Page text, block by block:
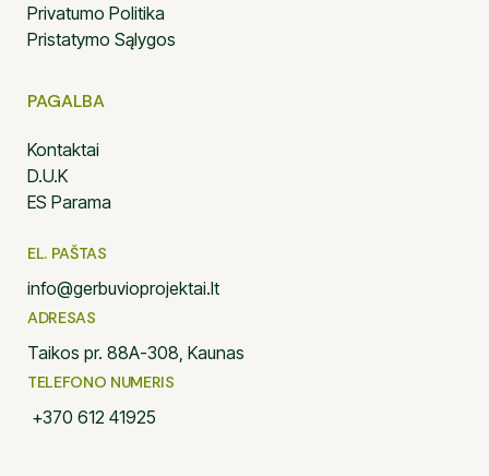
Privatumo Politika
Pristatymo Sąlygos
PAGALBA
Kontaktai
D.U.K
ES Parama
EL. PAŠTAS
info@gerbuvioprojektai.lt
ADRESAS
Taikos pr. 88A-308, Kaunas
TELEFONO NUMERIS
+370 612 41925